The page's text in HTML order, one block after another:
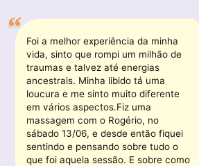
Foi a melhor experiência da minha
vida, sinto que rompi um milhão de
traumas e talvez até energias
ancestrais. Minha libido tá uma
loucura e me sinto muito diferente
em vários aspectos.Fiz uma
massagem com o Rogério, no
sábado 13/06, e desde então fiquei
sentindo e pensando sobre tudo o
que foi aquela sessão. E sobre como